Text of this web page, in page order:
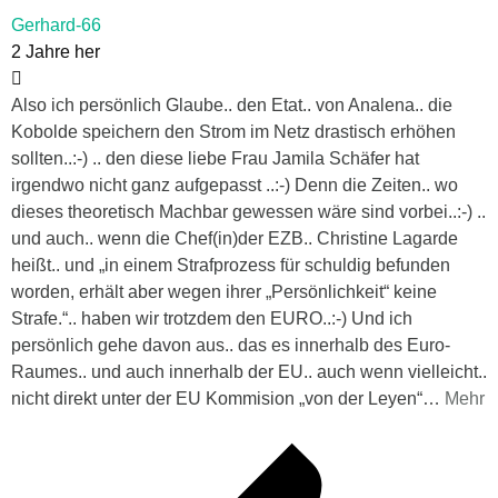
Gerhard-66
2 Jahre her
Also ich persönlich Glaube.. den Etat.. von Analena.. die
Kobolde speichern den Strom im Netz drastisch erhöhen
sollten..:-) .. den diese liebe Frau Jamila Schäfer hat
irgendwo nicht ganz aufgepasst ..:-) Denn die Zeiten.. wo
dieses theoretisch Machbar gewessen wäre sind vorbei..:-) ..
und auch.. wenn die Chef(in)der EZB.. Christine Lagarde
heißt.. und „in einem Strafprozess für schuldig befunden
worden, erhält aber wegen ihrer „Persönlichkeit“ keine
Strafe.“.. haben wir trotzdem den EURO..:-) Und ich
persönlich gehe davon aus.. das es innerhalb des Euro-
Raumes.. und auch innerhalb der EU.. auch wenn vielleicht..
nicht direkt unter der EU Kommision „von der Leyen“… Mehr